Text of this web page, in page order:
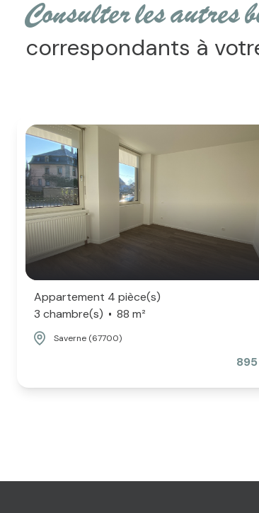
consulter les autres
correspondants à
Appartement 4 pièce(s)
3 chambre(s)
88 m²
Saverne (67700)